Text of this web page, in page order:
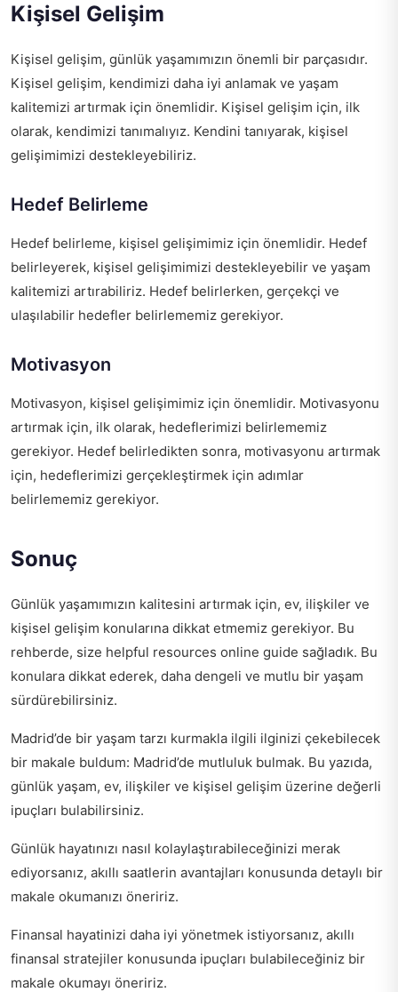
Kişisel Gelişim
Kişisel gelişim, günlük yaşamımızın önemli bir parçasıdır.
Kişisel gelişim, kendimizi daha iyi anlamak ve yaşam
kalitemizi artırmak için önemlidir. Kişisel gelişim için, ilk
olarak, kendimizi tanımalıyız. Kendini tanıyarak, kişisel
gelişimimizi destekleyebiliriz.
Hedef Belirleme
Hedef belirleme, kişisel gelişimimiz için önemlidir. Hedef
belirleyerek, kişisel gelişimimizi destekleyebilir ve yaşam
kalitemizi artırabiliriz. Hedef belirlerken, gerçekçi ve
ulaşılabilir hedefler belirlememiz gerekiyor.
Motivasyon
Motivasyon, kişisel gelişimimiz için önemlidir. Motivasyonu
artırmak için, ilk olarak, hedeflerimizi belirlememiz
gerekiyor. Hedef belirledikten sonra, motivasyonu artırmak
için, hedeflerimizi gerçekleştirmek için adımlar
belirlememiz gerekiyor.
Sonuç
Günlük yaşamımızın kalitesini artırmak için, ev, ilişkiler ve
kişisel gelişim konularına dikkat etmemiz gerekiyor. Bu
rehberde, size helpful resources online guide sağladık. Bu
konulara dikkat ederek, daha dengeli ve mutlu bir yaşam
sürdürebilirsiniz.
Madrid’de bir yaşam tarzı kurmakla ilgili ilginizi çekebilecek
bir makale buldum: Madrid’de mutluluk bulmak. Bu yazıda,
günlük yaşam, ev, ilişkiler ve kişisel gelişim üzerine değerli
ipuçları bulabilirsiniz.
Günlük hayatınızı nasıl kolaylaştırabileceğinizi merak
ediyorsanız, akıllı saatlerin avantajları konusunda detaylı bir
makale okumanızı öneririz.
Finansal hayatinizi daha iyi yönetmek istiyorsanız, akıllı
finansal stratejiler konusunda ipuçları bulabileceğiniz bir
makale okumayı öneririz.